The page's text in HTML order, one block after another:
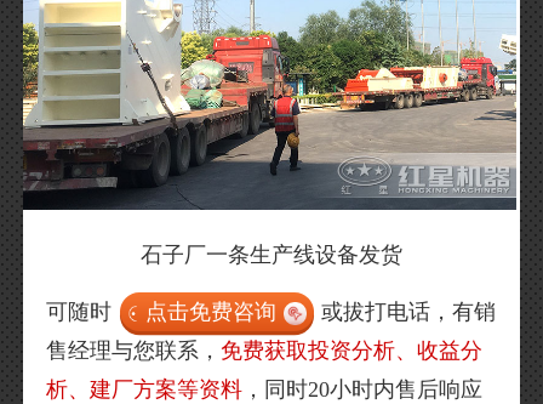
石子厂一条生产线设备发货
可随时 点击免费咨询
或拔打电话，有销
售经理与您联系， 免费获取投资分析、收益分
析、建厂方案等资料 ，同时20小时内售后响应